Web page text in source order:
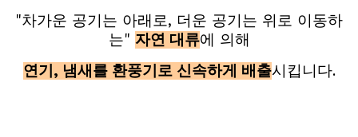
"차가운 공기는 아래로, 더운 공기는 위로 이동하
는" 자연 대류에 의해
연기, 냄새를 환풍기로 신속하게 배출시킵니다.